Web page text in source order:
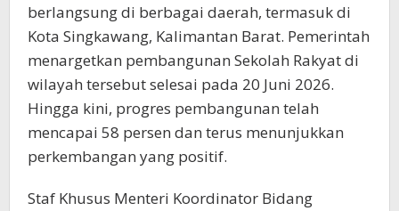
berlangsung di berbagai daerah, termasuk di
Kota Singkawang, Kalimantan Barat. Pemerintah
menargetkan pembangunan Sekolah Rakyat di
wilayah tersebut selesai pada 20 Juni 2026.
Hingga kini, progres pembangunan telah
mencapai 58 persen dan terus menunjukkan
perkembangan yang positif.
Staf Khusus Menteri Koordinator Bidang